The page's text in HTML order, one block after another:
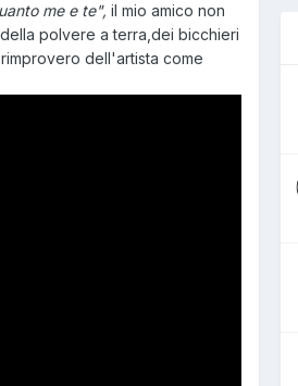
me e te", il mio amico non
polvere a terra,dei bicchieri
dell'artista come